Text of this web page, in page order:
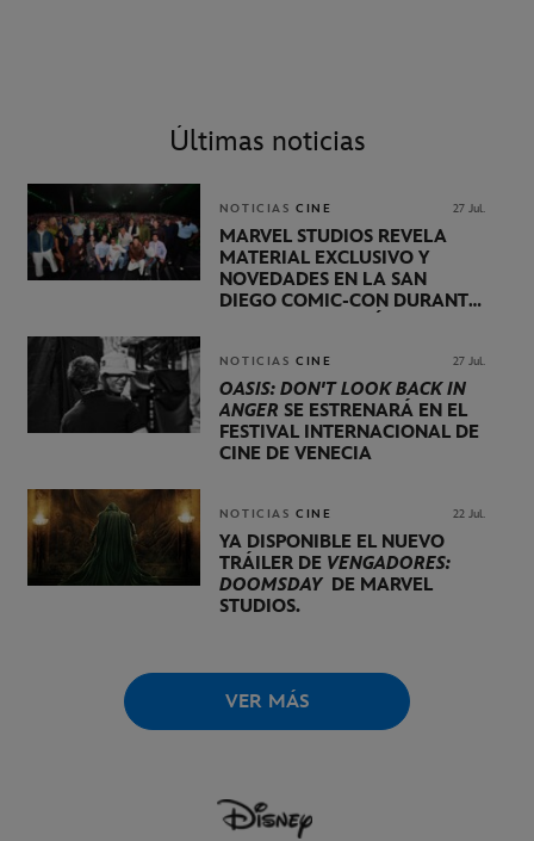
Últimas noticias
NOTICIAS CINE 27 Jul.
MARVEL STUDIOS REVELA
MATERIAL EXCLUSIVO Y
NOVEDADES EN LA SAN
DIEGO COMIC-CON DURANTE
NOTICIAS CINE 27 Jul.
OASIS: DON'T LOOK BACK IN
ANGER SE ESTRENARÁ EN EL
FESTIVAL INTERNACIONAL DE
CINE DE VENECIA
NOTICIAS CINE 22 Jul.
YA DISPONIBLE EL NUEVO
TRÁILER DE VENGADORES:
DOOMSDAYDE MARVEL
STUDIOS.
VER MÁS